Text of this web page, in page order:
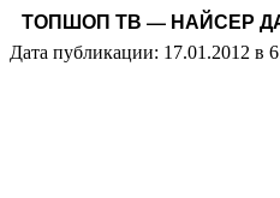
ТОПШОП ТВ — НАЙСЕР
Дата публикации: 17.01.2012 в